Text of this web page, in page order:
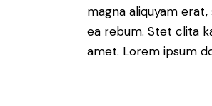
magna aliquyam
ea rebum. Stet clita
amet. Lorem ipsum